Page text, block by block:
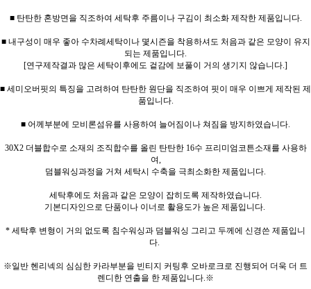
■ 탄탄한 혼방면을 직조하여 세탁후 주름이나 구김이 최소화 제작한 제품입니다.
■ 내구성이 매우 좋아 수차례세탁이나 몇시즌을 착용하셔도 처음과 같은 모양이 유지
되는 제품입니다.
[연구제작결과 많은 세탁이후에도 겉감에 보풀이 거의 생기지 않습니다.]
■ 세미오버핏의 특징을 고려하여 탄탄한 원단을 직조하여 핏이 매우 이쁘게 제작된 제
품입니다.
■ 어께부분에 모비론섬유를 사용하여 늘어짐이나 쳐짐을 방지하였습니다.
30X2 더블합수로 소재의 조직합수를 올린 탄탄한 16수 프리미엄코튼소재를 사용하
여,
덤블워싱과정을 거쳐 세탁시 수축을 극최소화한 제품입니다.
세탁후에도 처음과 같은 모양이 잡히도록 제작하였습니다.
기본디자인으로 단품이나 이너로 활용도가 높은 제품입니다.
* 세탁후 변형이 거의 없도록 침수워싱과 덤블워싱 그리고 두께에 신경쓴 제품입니
다.
※일반 헨리넥의 심심한 카라부분을 빈티지 커팅후 오바로크로 진행되어 더욱 더 트
렌디한 연출을 한 제품입니다.※